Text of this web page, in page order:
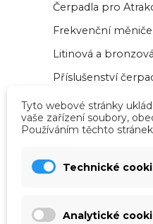
Čerpadla pro
Frekvenční měniče
Litinová a
Příslušenství
Masážní čerpadla
Náhradní díly
Inteligentní
Tyto webové stránky
vaše zařízení soubory,
Používáním těchto
Technické
Analytické